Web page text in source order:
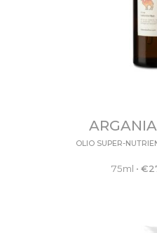
OLIO SUPER-
75ml •€